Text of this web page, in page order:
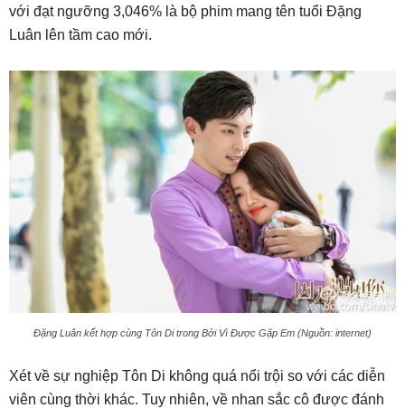
với đạt ngưỡng 3,046% là bộ phim mang tên tuổi Đặng
Luân lên tầm cao mới.
Đặng Luân kết hợp cùng Tôn Di trong Bởi Vì Được Gặp Em (Nguồn: internet)
Xét về sự nghiệp Tôn Di không quá nổi trội so với các diễn
viên cùng thời khác. Tuy nhiên, về nhan sắc cô được đánh